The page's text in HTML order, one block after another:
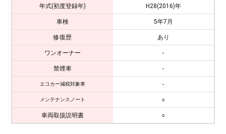
年式(初度登録年) H28(2016)年
車検 5年7月
修復歴 あり
ワンオーナー -
禁煙車 -
エコカー減税対象車 -
メンテナンスノート ○
車両取扱説明書 ○